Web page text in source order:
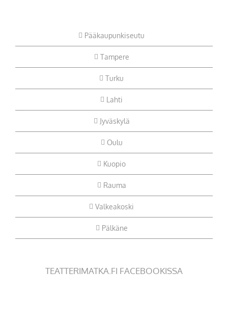
Pääkaupunkiseutu
Tampere
Turku
Lahti
Jyväskylä
Oulu
Kuopio
Rauma
Valkeakoski
Pälkäne
TEATTERIMATKA.FI FACEBOOKISSA